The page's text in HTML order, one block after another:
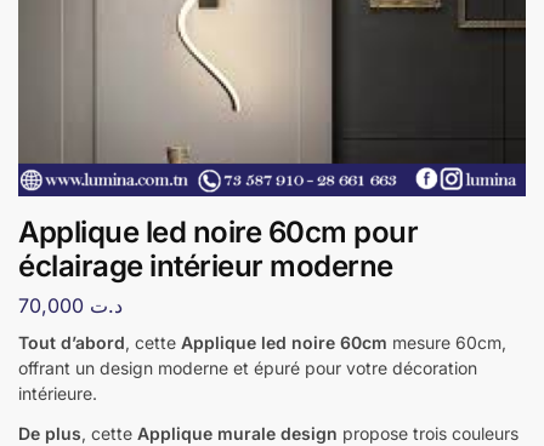
Applique led noire 60cm pour
éclairage intérieur moderne
د.ت
Tout d’abord, cette Applique led noire 60cm mesure 60cm,
offrant un design moderne et épuré pour votre décoration
intérieure.
De plus, cette Applique murale design propose trois couleurs